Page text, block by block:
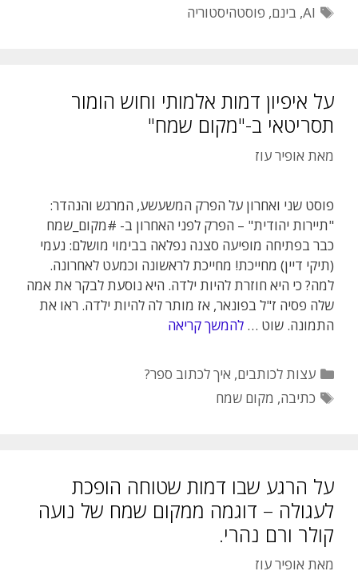
תגיות
AI
, בינם, פוסטהיסטוריה
על איפיון דמות אלמותי וחוש הומור
תסריטאי ב-"מקום שמח"
מאת אופיר עוז
פוסט שני ואחרון על הפרק המשעשע, המרגש והנהדר:
"תיירות יהודית" – הפרק לפני האחרון ב- #מקום_שמח
כבר בפתיחה מופיעה סצנה נפלאה בבימוי מושלם: נעמי
(תיקי דיין) מחייכת! מחייכת לראשונה וכמעט לאחרונה.
למה? כי היא חוזרת להיות ילדה. היא נוסעת לבקר את אמה
שלה פסיה ז"ל בפונאר, אז מותר לה להיות ילדה. ראו את
התמונה. שוט … להמשך קריאה
קטגוריות
עצות לכותבים, איך לכתוב ספר?
תגיות
כתיבה, מקום שמח
על הרגע שבו דמות שטוחה הופכת
לעגולה – דוגמה ממקום שמח של נועה
קולר ורם נהרי.
מאת אופיר עוז